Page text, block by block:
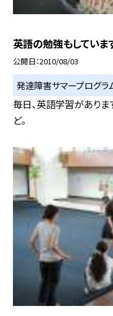
英語の勉強もしていま
公開日 2010/08/03
発達障害サマープログラ
毎日、英語学習がありま
ど。